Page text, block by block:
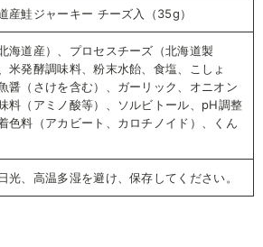
産鮭ジャーキー チーズ入（35g）
海道産）、プロセスチーズ（北海道製
米発酵調味料、粉末水飴、食塩、こしょ
醤（さけを含む）、ガーリック、オニオン
料（アミノ酸等）、ソルビトール、pH調整
色料（アカビート、カロチノイド）、くん
光、高温多湿を避け、保存してください。